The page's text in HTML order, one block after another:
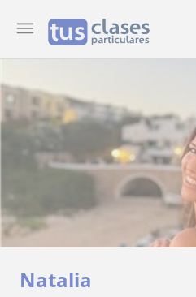
Natalia